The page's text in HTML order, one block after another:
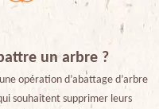
un arbre ?
opération d’abattage d’arbre
souhaitent supprimer leurs